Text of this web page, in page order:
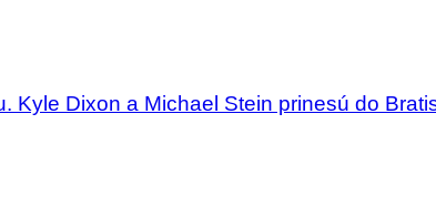
Kyle Dixon a Michael Stein prinesú do